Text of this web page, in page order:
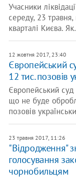
Учасники
середу, 23
кварталі Києва.
12 жовтня 2017, 23:40
Європейський
12 тис. позовів
Європейський
що не буде
позовів
23 травня 2017, 11:26
"Відродження"
голосування
чорнобильцям